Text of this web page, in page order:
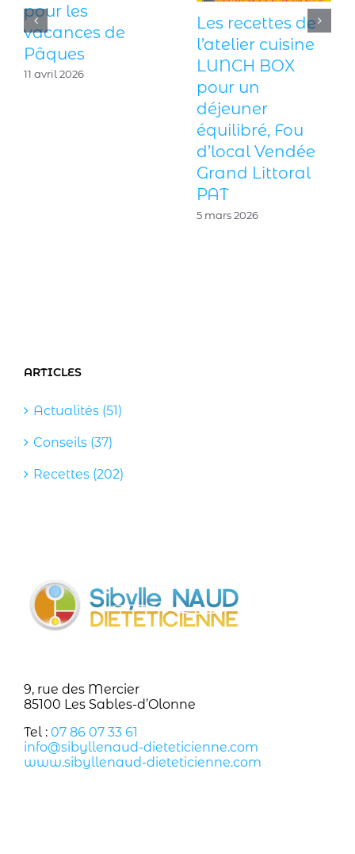
pour les
vacances de
Pâques
11 avril 2026
Les recettes de
l’atelier cuisine
LUNCH BOX
pour un
déjeuner
équilibré, Fou
d’local Vendée
Grand Littoral
PAT
5 mars 2026
ARTICLES
Actualités (51)
Conseils (37)
Recettes (202)
9, rue des Mercier
85100 Les Sables-d’Olonne
Tel : 07 86 07 33 61
info@sibyllenaud-dieteticienne.com
www.sibyllenaud-dieteticienne.com